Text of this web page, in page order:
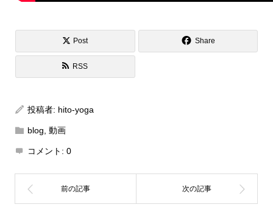
Post Share
RSS
投稿者: hito-yoga
blog 動画
コメント: 0